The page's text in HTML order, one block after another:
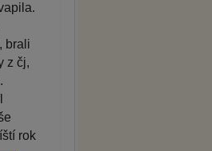
brali
z čj,
rok